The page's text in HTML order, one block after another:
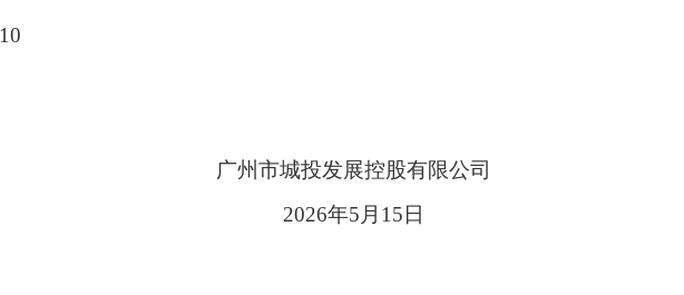
广州市城投发展控股有限公司
2026年5月 15 日